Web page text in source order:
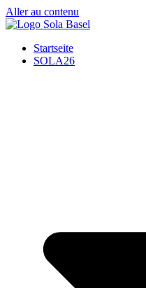
Aller au contenu
Startseite
SOLA26